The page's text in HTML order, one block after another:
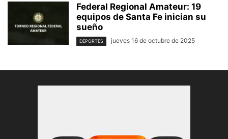
Federal Regional Amateur: 19
equipos de Santa Fe inician su
sueño
DEPORTES jueves 16 de octubre de 2025